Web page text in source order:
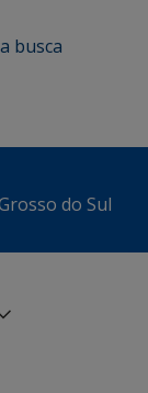
busca
do Sul